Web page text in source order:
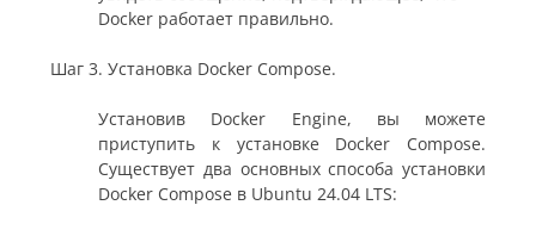
Docker работает правильно.
Шаг 3. Установка Docker Compose.
Установив Docker Engine, вы можете
приступить к установке Docker Compose.
Существует два основных способа установки
Docker Compose в Ubuntu 24.04 LTS: